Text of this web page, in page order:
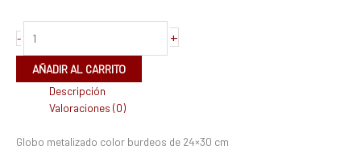
- +
AÑADIR AL CARRITO
Descripción
Valoraciones (0)
Globo metalizado color burdeos de 24×30 cm